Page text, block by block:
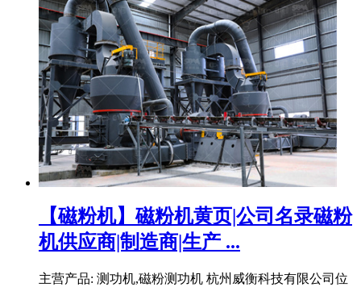
【磁粉机】磁粉机黄页|公司名录磁粉
机供应商|制造商|生产 ...
主营产品: 测功机,磁粉测功机 杭州威衡科技有限公司位